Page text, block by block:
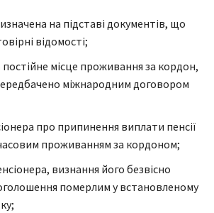
на підставі документів, що
відомості;
постійне місце проживання за кордон,
міжнародним договором
про припинення виплати пенсії
проживанням за кордоном;
визнання його безвісно
померлим у встановленому